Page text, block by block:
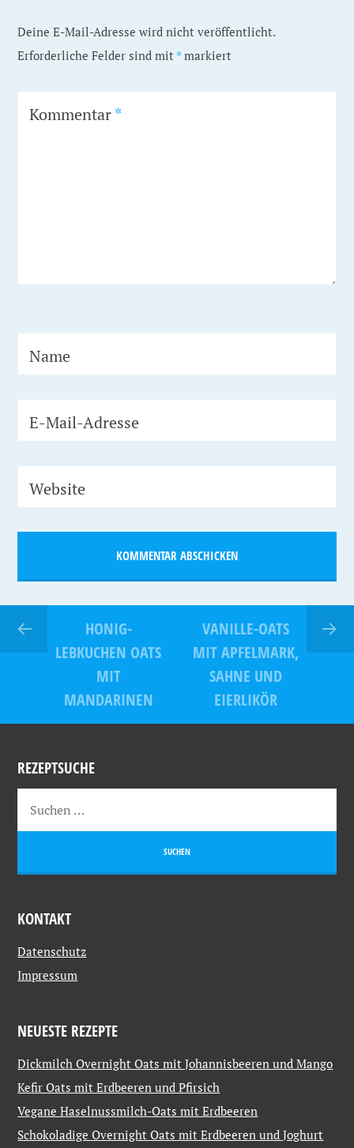
Deine E-Mail-Adresse wird nicht veröffentlicht.
Erforderliche Felder sind mit * markiert
Kommentar*
Name
E-Mail-Adresse
Website
HONIG-
LEBKUCHEN OATS
MIT
MANDARINEN
VANILLE-OATS
MIT APFELMARK,
SAHNE UND
EIERLIKÖR
REZEPTSUCHE
KONTAKT
Datenschutz
Impressum
NEUESTE REZEPTE
Dickmilch Overnight Oats mit Johannisbeeren und Mango
Kefir Oats mit Erdbeeren und Pfirsich
Vegane Haselnussmilch-Oats mit Erdbeeren
Schokoladige Overnight Oats mit Erdbeeren und Joghurt